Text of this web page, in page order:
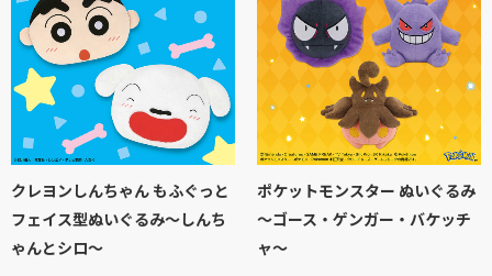
クレヨンしんちゃん もふぐっと
フェイス型ぬいぐるみ～しんち
ゃんとシロ～
ポケットモンスター ぬいぐるみ
～ゴース・ゲンガー・バケッチ
ャ～